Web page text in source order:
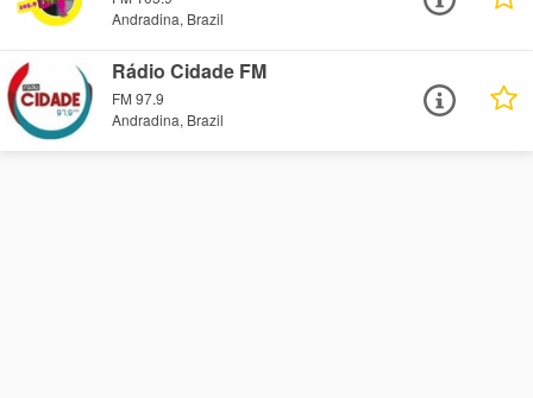
Andradina, Brazil
Rádio Cidade FM
FM 97.9
Andradina, Brazil